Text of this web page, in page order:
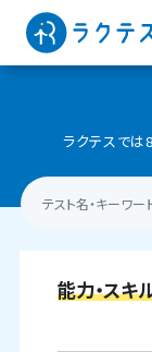
ラクテスでは
能力・スキ